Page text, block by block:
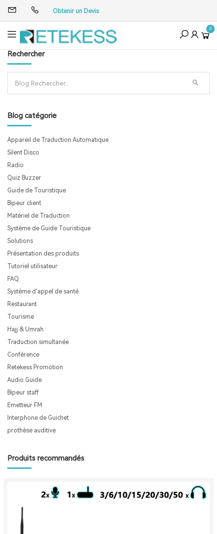
Obtenir un Devis
0
Rechercher
Blog catégorie
Appareil de Traduction Automatique
Silent Disco
Radio
Quiz Buzzer
Guide de Touristique
Bipeur client
Matériel de Traduction
Système de Guide Touristique
Solutions
Présentation des produits
Tutoriel utilisateur
FAQ
Système d'appel de santé
Restaurant
Tourisme
Hajj & Umrah
Traduction simultanée
Conférence
Retekess Promotion
Audio Guide
Bipeur staff
Emetteur FM
Interphone de Guichet
prothèse auditive
Produits recommandés